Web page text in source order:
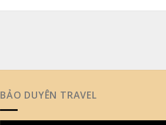
BẢO DUYÊN TRAVEL